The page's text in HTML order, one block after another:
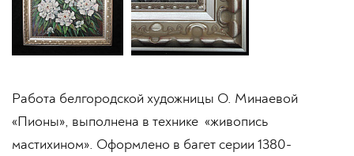
Работа белгородской художницы О. Минаевой
«Пионы», выполнена в технике «живопись
мастихином». Оформлено в багет серии 1380-